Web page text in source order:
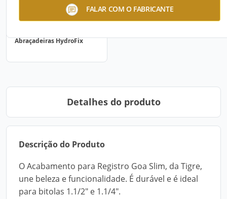
FALAR COM O FABRICANTE
Abraçadeiras HydroFix
Detalhes do produto
Descrição do Produto
O Acabamento para Registro Goa Slim, da Tigre,
une beleza e funcionalidade. É durável e é ideal
para bitolas 1.1/2" e 1.1/4".